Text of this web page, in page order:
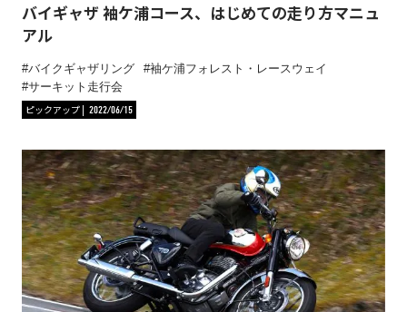
バイギャザ 袖ケ浦コース、はじめての走り方マニュ
アル
バイクギャザリング
袖ケ浦フォレスト・レースウェイ
サーキット走行会
ピックアップ
2022/06/15